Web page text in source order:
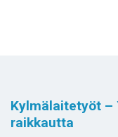
Kylmälaitetyöt –
raikkautta